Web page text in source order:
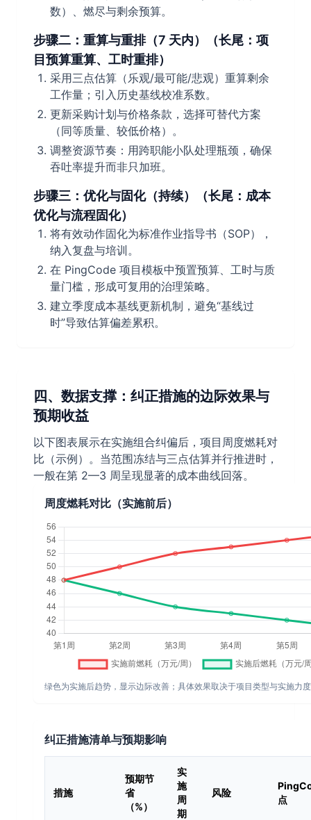
数）、燃尽与剩余预算。
步骤二：重算与重排（7 天内）（长尾：项
目预算重算、工时重排）
采用三点估算（乐观/最可能/悲观）重算剩余
工作量；引入历史基线校准系数。
更新采购计划与价格条款，选择可替代方案
（同等质量、较低价格）。
调整资源节奏：用跨职能小队处理瓶颈，确保
吞吐率提升而非只加班。
步骤三：优化与固化（持续）（长尾：成本
优化与流程固化）
将有效动作固化为标准作业指导书（SOP），
纳入复盘与培训。
在 PingCode 项目模板中预置预算、工时与质
量门槛，形成可复用的治理策略。
建立季度成本基线更新机制，避免“基线过
时”导致估算偏差累积。
四、数据支撑：纠正措施的边际效果与
预期收益
以下图表展示在实施组合纠偏后，项目周度燃耗对
比（示例）。当范围冻结与三点估算并行推进时，
一般在第 2—3 周呈现显著的成本曲线回落。
周度燃耗对比（实施前后）
绿色为实施后趋势，显示边际改善；具体效果取决于项目类型与实施力
纠正措施清单与预期影响
措施
预期节
省
（%）
实
施
周
期
风险
点